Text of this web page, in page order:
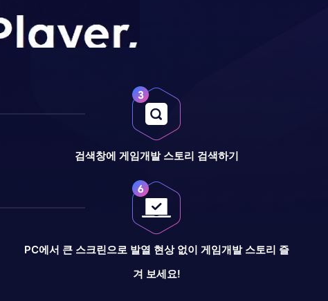
검색창에 게임개발 스토리 검색하기
PC에서 큰 스크린으로 발열 현상 없이 게임개발 스토리 즐
겨 보세요!